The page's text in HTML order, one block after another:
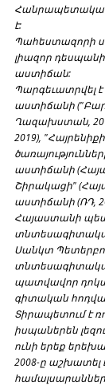
Հանրապետական
է:
Պահեստազորի
լիազոր
աստիճան:
Պարգեւատրվել
աստիճանի
Ղազախստան,
2019),
աստիճանի
Շիրակացի"
աստիճանի (ՌԴ,
Հայաստանի
Սանկտ
պատվավոր
գիտական
Տիրապետում է
իսպաներեն
ունի երեք
2008-ը աշխատել